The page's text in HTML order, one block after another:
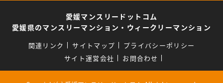
愛媛マンスリードットコム
愛媛県のマンスリーマンション・ウィークリーマンション
関連リンク サイトマップ
プライバシーポリシー
サイト運営会社
お問合わせ